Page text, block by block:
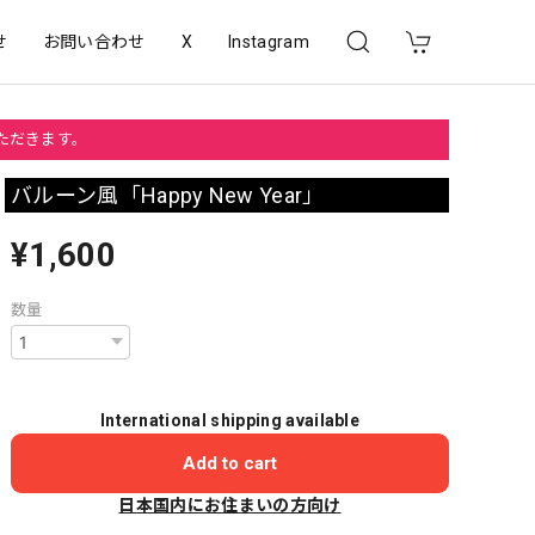
お問い合わせ X Instagram
きます。
バルーン風「Happy New Year」
¥1,600
数量
International shipping available
Add to cart
日本国内にお住まいの方向け